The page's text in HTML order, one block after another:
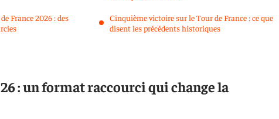
France 2026 : des
Cinquième victoire sur le Tour de France : ce que
disent les précédents historiques
: un format raccourci qui change la